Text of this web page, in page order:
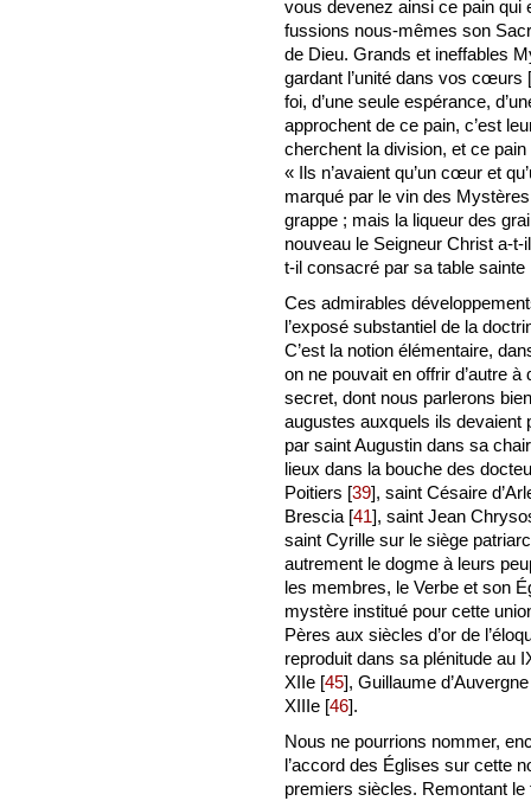
vous devenez ainsi ce pain qui
fussions nous-mêmes son
de Dieu. Grands et ineffables
gardant l’unité dans vos cœurs [
foi, d’une seule espérance,
approchent de ce pain, c’est
cherchent la division, et ce pain
« Ils n’avaient qu’un cœur et
marqué par le vin des
grappe ; mais la liqueur des
nouveau le Seigneur Christ a-
t-il consacré par sa table
Ces admirables
l’exposé substantiel de la
C’est la notion élémentaire,
on ne pouvait en offrir d’autre
secret, dont nous parlerons
augustes auxquels ils devaient
par saint Augustin dans sa
lieux dans la bouche des
Poitiers [39], saint Césaire
Brescia [41], saint Jean
saint Cyrille sur le siège
autrement le dogme à leurs
les membres, le Verbe et son
mystère institué pour cette
Pères aux siècles d’or de
reproduit dans sa plénitude au
XIIe [45], Guillaume
XIIIe [46].
Nous ne pourrions nommer,
l’accord des Églises sur cette
premiers siècles. Remontant